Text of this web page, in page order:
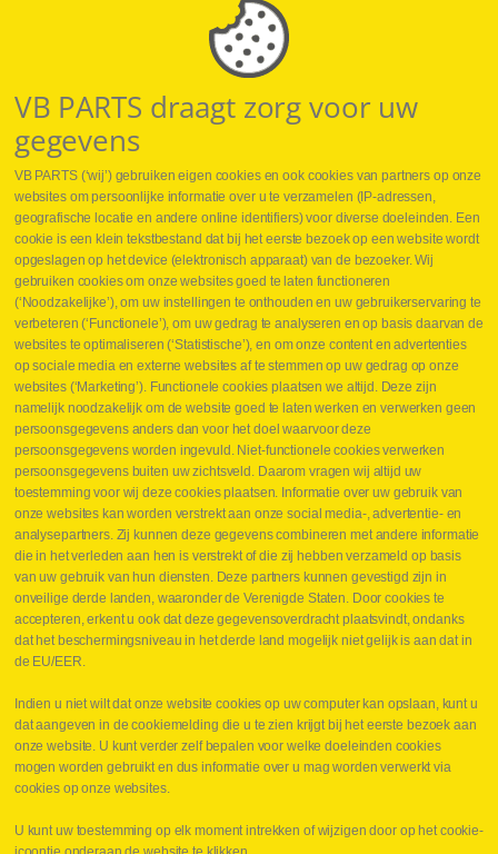
Volg ons op Social Media
Webshop
Nieuws
Jobs
Contact
Leveringen
Drukcontrole set
Persmaten
Hoe opmeten?
Hydrogroepen
Hydraulische slangen
Contact VB Parts
Abraham Hansstraat 7 ,B-8800 Roeselare
Tel. +32 (0)51 24 06 05
E-mail info@vbparts.be
⏳ Laatste maand Webtec-promotie!
⏳ Laatste kans voor onze promo
snelkoppelingen!
1 juni 2026
VB PARTS draagt zorg voor uw
gegevens
VB PARTS (‘wij’) gebruiken eigen cookies en ook cookies van partners op onze
websites om persoonlijke informatie over u te verzamelen (IP-adressen,
geografische locatie en andere online identifiers) voor diverse doeleinden. Een
cookie is een klein tekstbestand dat bij het eerste bezoek op een website wordt
opgeslagen op het device (elektronisch apparaat) van de bezoeker. Wij
gebruiken cookies om onze websites goed te laten functioneren
(‘Noodzakelijke’), om uw instellingen te onthouden en uw gebruikerservaring te
verbeteren (‘Functionele’), om uw gedrag te analyseren en op basis daarvan de
websites te optimaliseren (‘Statistische’), en om onze content en advertenties
op sociale media en externe websites af te stemmen op uw gedrag op onze
websites (‘Marketing’). Functionele cookies plaatsen we altijd. Deze zijn
namelijk noodzakelijk om de website goed te laten werken en verwerken geen
persoonsgegevens anders dan voor het doel waarvoor deze
persoonsgegevens worden ingevuld. Niet-functionele cookies verwerken
persoonsgegevens buiten uw zichtsveld. Daarom vragen wij altijd uw
toestemming voor wij deze cookies plaatsen. Informatie over uw gebruik van
onze websites kan worden verstrekt aan onze social media-, advertentie- en
analysepartners. Zij kunnen deze gegevens combineren met andere informatie
die in het verleden aan hen is verstrekt of die zij hebben verzameld op basis
van uw gebruik van hun diensten. Deze partners kunnen gevestigd zijn in
onveilige derde landen, waaronder de Verenigde Staten. Door cookies te
accepteren, erkent u ook dat deze gegevensoverdracht plaatsvindt, ondanks
dat het beschermingsniveau in het derde land mogelijk niet gelijk is aan dat in
de EU/EER.
Indien u niet wilt dat onze website cookies op uw computer kan opslaan, kunt u
dat aangeven in de cookiemelding die u te zien krijgt bij het eerste bezoek aan
onze website. U kunt verder zelf bepalen voor welke doeleinden cookies
mogen worden gebruikt en dus informatie over u mag worden verwerkt via
cookies op onze websites.
U kunt uw toestemming op elk moment intrekken of wijzigen door op het cookie-